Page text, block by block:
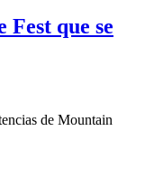
que se
de Mountain